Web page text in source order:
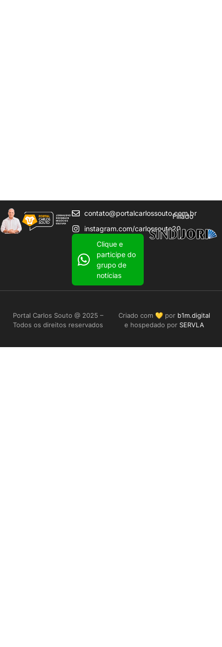
contato@portalcarlossouto.com.br
instagram.com/carlossouto20
Clique e
participe do
grupo de
notícias
Filiado
Portal Carlos Souto @ 2025 –
Todos os direitos reservados
Criado com 💛 por b1m.digital
e hospedado por SERVLA